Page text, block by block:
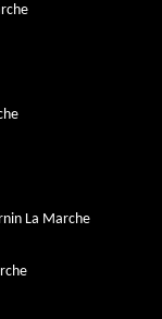
La Marche